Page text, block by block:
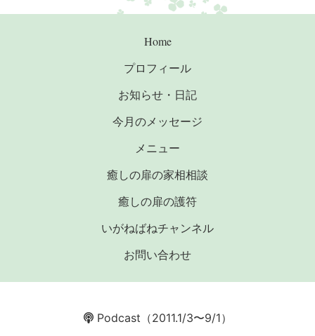
Home
プロフィール
お知らせ・日記
今月のメッセージ
メニュー
癒しの扉の家相相談
癒しの扉の護符
いがねばねチャンネル
お問い合わせ
Podcast （2011.1/3〜9/1）